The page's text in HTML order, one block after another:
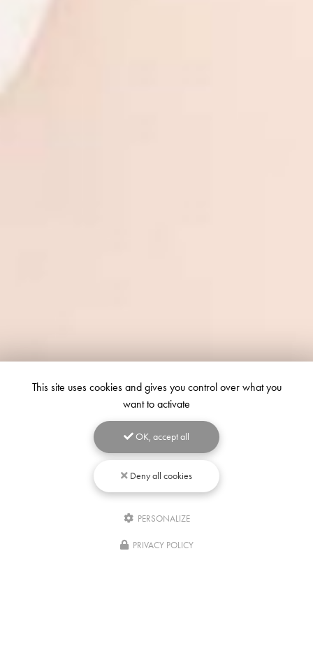
Écrivez-
This site uses cookies and gives you control over what you
want to activate
OK, accept all
Deny all cookies
PERSONALIZE
PRIVACY POLICY